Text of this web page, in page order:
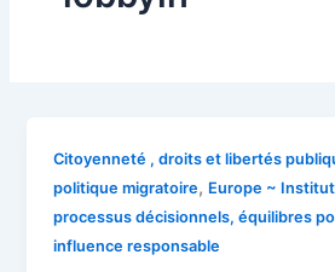
Citoyenneté , droits et libertés
politique migratoire, Europe ~
processus décisionnels, équilibres
influence responsable